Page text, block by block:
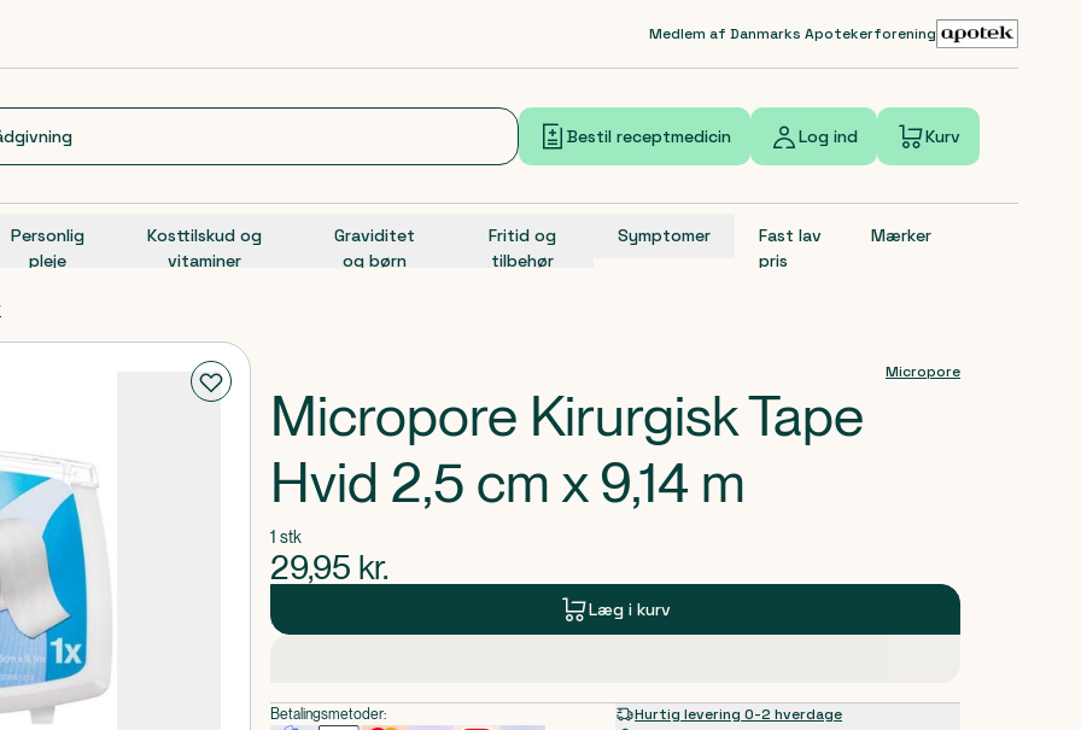
Medlem af Danmarks Apotekerforening
Bestil receptmedicin Log ind Kurv
Personlig
pleje
Kosttilskud og
vitaminer
Graviditet
og børn
Fritid og
tilbehør
Symptomer
Fast lav
pris
Mærker
Micropore
Micropore Kirurgisk Tape
Hvid 2,5 cm x 9,14 m
1 stk
29,95 kr.
Læg i kurv
Betalingsmetoder:
Hurtig levering 0-2 hverdage